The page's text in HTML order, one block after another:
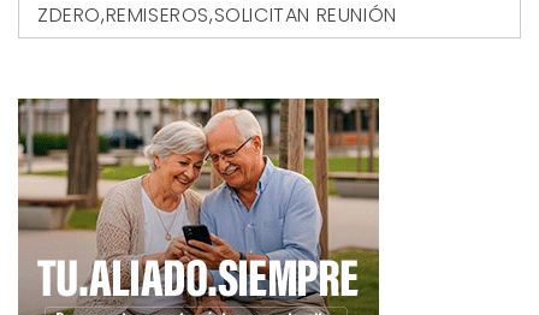
ZDERO,REMISEROS,SOLICITAN REUNIÓN